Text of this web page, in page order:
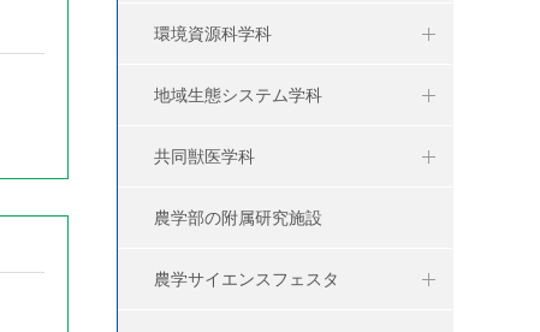
環境資源科学科
地域生態システム学科
共同獣医学科
農学部の附属研究施設
農学サイエンスフェスタ